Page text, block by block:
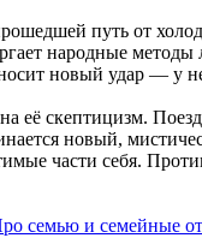
путь от
народные
новый удар — у
её скептицизм.
новый,
части себя.
семью и семейные